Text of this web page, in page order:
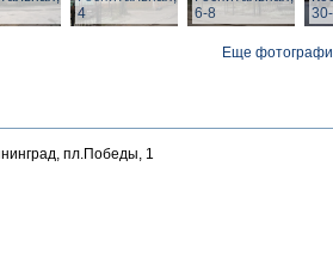
4
6-8
Еще
пл.Победы, 1